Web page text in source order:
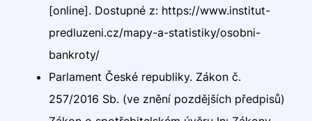
[online]. Dostupné z: https://www.institut-
predluzeni.cz/mapy-a-statistiky/osobni-
bankroty/
Parlament České republiky. Zákon č.
257/2016 Sb. (ve znění pozdějších předpisů)